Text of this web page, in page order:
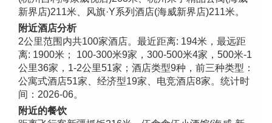
新界店)211米、风旗·Y系列酒店(海威新界店)211米。
附近酒店分析
2公里范围内共100家酒店。最近距离: 194米，最远距
离: 1900米； 100-300米9家，300-500米4家，500米-1
公里36家，1-2公里51家；酒店类型9种，前三种类型：
公寓式酒店51家、经济型19家、电竞酒店8家。统计时
间：2026-06。
附近的餐饮